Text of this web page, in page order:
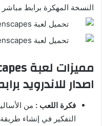
النسخة المهكرة برابط
اصدار للاندرويد
فكرة اللعب : من
التفكير في إنشاء